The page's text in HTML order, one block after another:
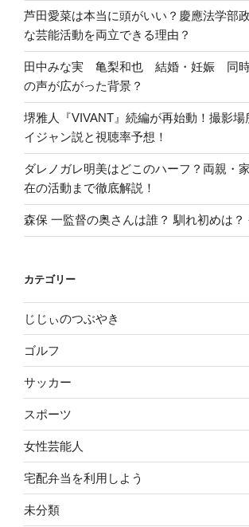
芦田愛菜は本当に頭がいい？慶應法学部
な芸能活動を両立できる理由？
田中みな実 亀梨和也 結婚・妊娠 同
の声が広がった背景？
堺雅人『VIVANT』続編が再始動！撮影
イジャン説と視聴率予想！
ダレノガレ明美はどこのハーフ？両親・
在の活動まで徹底解説！
森保 一監督の奥さんは誰？ 馴れ初めは？
カテゴリー
じじぃのつぶやき
ゴルフ
サッカー
スポーツ
女性芸能人
宅配弁当を利用しよう
未分類